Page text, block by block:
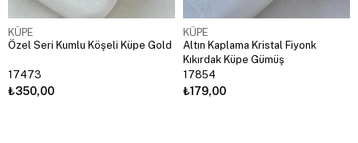
KÜPE
Özel Seri Kumlu Köşeli Küpe Gold
17473
₺350,00
KÜPE
Altın Kaplama Kristal Fiyonk
Kıkırdak Küpe Gümüş
17854
₺179,00